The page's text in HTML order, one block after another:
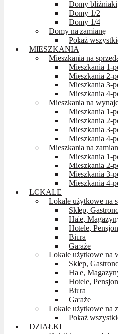
Domy bliźniaki
Domy 1/2
Domy 1/4
Domy na zamianę
Pokaż
MIESZKANIA
Mieszkania na
Mieszkania 1-
Mieszkania 2-
Mieszkania 3-
Mieszkania 4-
Mieszkania na
Mieszkania 1-
Mieszkania 2-
Mieszkania 3-
Mieszkania 4-
Mieszkania na
Mieszkania 1-
Mieszkania 2-
Mieszkania 3-
Mieszkania 4-
LOKALE
Lokale użytkowe na
Sklep,
Hale,
Hotele,
Biura
Garaże
Lokale użytkowe na
Sklep,
Hale,
Hotele,
Biura
Garaże
Lokale użytkowe na
Pokaż
DZIAŁKI